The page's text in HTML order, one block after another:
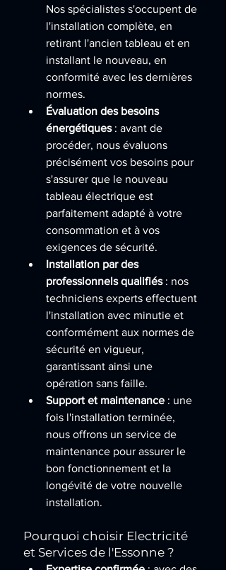
Nos spécialistes s'occupent de
l'installation complète, en
retirant l'ancien tableau et en
installant le nouveau, en
conformité avec les dernières
normes.
Évaluation des besoins
énergétiques : avant de
procéder, nous évaluons
précisément vos besoins pour
s'assurer que le nouveau
tableau électrique est
parfaitement adapté à votre
consommation et à vos
exigences de sécurité.
Installation par des
professionnels qualifiés : nos
techniciens experts effectuent
l'installation avec minutie et
conformément aux normes de
sécurité en vigueur,
garantissant ainsi une
opération sans faille.
Support et maintenance : une
fois l'installation terminée,
nous offrons un service de
maintenance pour assurer le
bon fonctionnement et la
longévité de votre nouvelle
installation.
Pourquoi choisir Electricité
et Services de l'Essonne ?